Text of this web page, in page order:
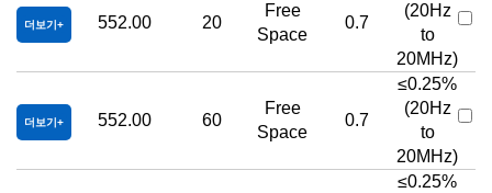
더보기 552.00 20
Free
Space
0.7
(20Hz
to
20MHz)
더보기 552.00 60
Free
Space
0.7
≤0.25%
(20Hz
to
20MHz)
≤0.25%